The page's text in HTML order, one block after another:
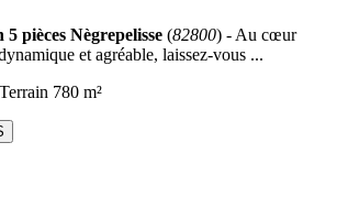
pièces Nègrepelisse (82800) - Au cœur
et agréable, laissez-vous ...
Terrain 780 m²